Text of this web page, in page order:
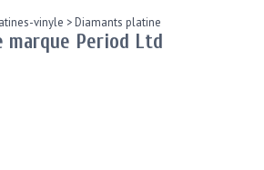
vinyle >Diamants platine
marque Period Ltd